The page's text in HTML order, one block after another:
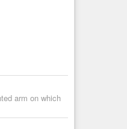
arm on which